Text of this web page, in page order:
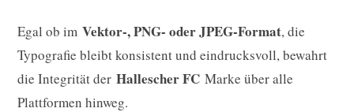
Egal ob im Vektor-, PNG- oder JPEG-Format, die
Typografie bleibt konsistent und eindrucksvoll, bewahrt
die Integrität der Hallescher FC Marke über alle
Plattformen hinweg.